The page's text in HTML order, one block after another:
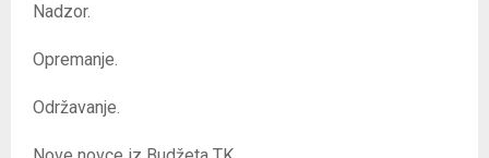
Nadzor.
Opremanje.
Održavanje.